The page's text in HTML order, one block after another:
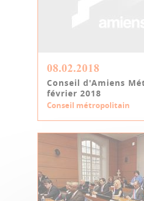
08.02.2018
Conseil d'Amiens
février 2018
Conseil métropolitain